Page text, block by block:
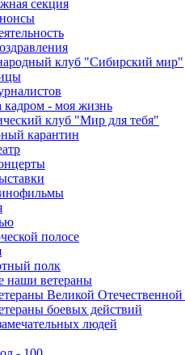
секция
клуб "Сибирский мир"
кадром - моя жизнь
клуб "Мир для тебя"
карантин
полосе
полк
наши ветераны
Великой
боевых действий
людей